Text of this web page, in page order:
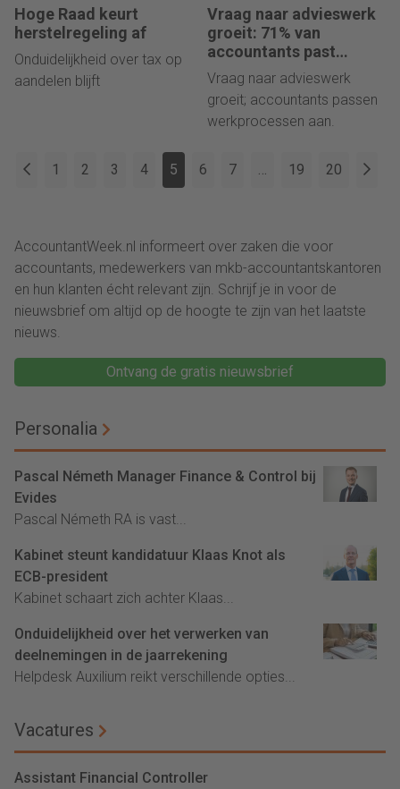
Hoge Raad keurt
herstelregeling af
Onduidelijkheid over tax op
aandelen blijft
Vraag naar advieswerk
groeit: 71% van
accountants past
werkprocessen aan
Vraag naar advieswerk
groeit; accountants passen
werkprocessen aan.
1 2 3 4 5 6 7 … 19 20
AccountantWeek.nl informeert over zaken die voor
accountants, medewerkers van mkb-accountantskantoren
en hun klanten écht relevant zijn. Schrijf je in voor de
nieuwsbrief om altijd op de hoogte te zijn van het laatste
nieuws.
Ontvang de gratis nieuwsbrief
Personalia
Pascal Németh Manager Finance & Control bij
Evides
Pascal Németh RA is vast...
Kabinet steunt kandidatuur Klaas Knot als
ECB-president
Kabinet schaart zich achter Klaas...
Onduidelijkheid over het verwerken van
deelnemingen in de jaarrekening
Helpdesk Auxilium reikt verschillende opties...
Vacatures
Assistant Financial Controller